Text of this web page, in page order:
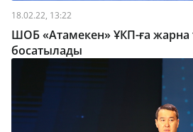
18.02.22, 13:22
ШОБ «Атамекен» ҰКП-ға жарна
босатылады